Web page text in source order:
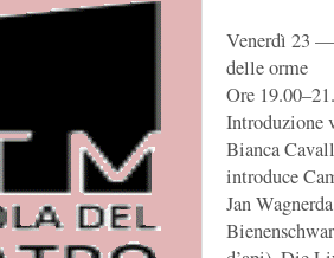
Venerdì 23 —
delle orme
Ore
Introduzione
Bianca
introduce
Jan